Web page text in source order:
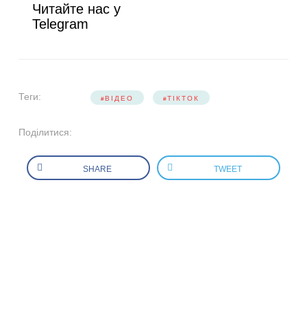
Читайте нас у
Telegram
Теги: ВІДЕО ТІКТОК
Поділитися:
SHARE TWEET